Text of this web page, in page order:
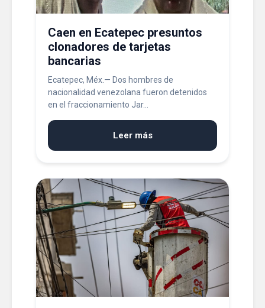
Caen en Ecatepec presuntos
clonadores de tarjetas
bancarias
Ecatepec, Méx.— Dos hombres de
nacionalidad venezolana fueron detenidos
en el fraccionamiento Jar...
Leer más